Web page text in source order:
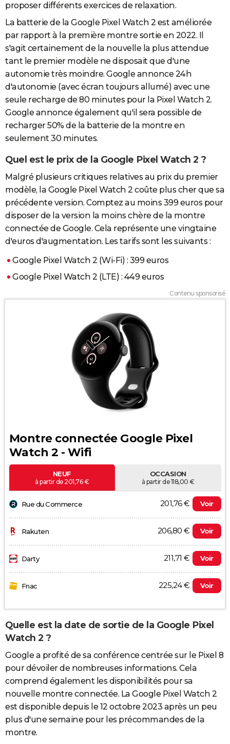
proposer différents exercices de relaxation.
La batterie de la Google Pixel Watch 2 est améliorée
par rapport à la première montre sortie en 2022. Il
s'agit certainement de la nouvelle la plus attendue
tant le premier modèle ne disposait que d'une
autonomie très moindre. Google annonce 24h
d'autonomie (avec écran toujours allumé) avec une
seule recharge de 80 minutes pour la Pixel Watch 2.
Google annonce également qu'il sera possible de
recharger 50% de la batterie de la montre en
seulement 30 minutes.
Quel est le prix de la Google Pixel Watch 2 ?
Malgré plusieurs critiques relatives au prix du premier
modèle, la Google Pixel Watch 2 coûte plus cher que sa
précédente version. Comptez au moins 399 euros pour
disposer de la version la moins chère de la montre
connectée de Google. Cela représente une vingtaine
d'euros d'augmentation. Les tarifs sont les suivants :
Google Pixel Watch 2 (Wi-Fi) : 399 euros
Google Pixel Watch 2 (LTE) : 449 euros
Contenu sponsorisé
Montre connectée Google Pixel
Watch 2 - Wifi
NEUF
à partir de 201,76 €
OCCASION
à partir de 118,00 €
Rue du Commerce 201,76 € Voir
Rakuten 206,80 € Voir
Darty 211,71 € Voir
Fnac 225,24 € Voir
Quelle est la date de sortie de la Google Pixel
Watch 2 ?
Google a profité de sa conférence centrée sur le Pixel 8
pour dévoiler de nombreuses informations. Cela
comprend également les disponibilités pour sa
nouvelle montre connectée. La Google Pixel Watch 2
est disponible depuis le 12 octobre 2023 après un peu
plus d'une semaine pour les précommandes de la
montre.